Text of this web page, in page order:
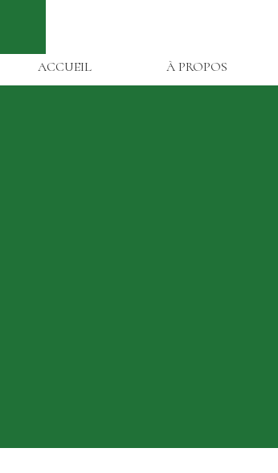
ACCUEIL À PROPOS